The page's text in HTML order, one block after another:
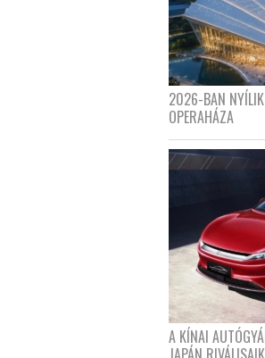
2026-BAN
OPERAHÁZA
A KÍNAI